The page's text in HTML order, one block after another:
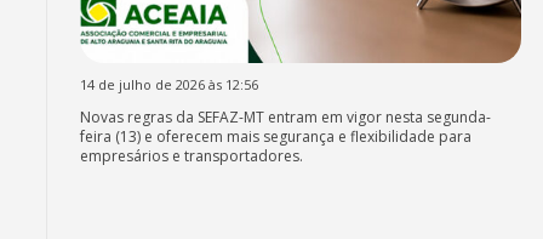
14 de julho de 2026 às 12:56
Novas regras da SEFAZ-MT entram em vigor nesta segunda-
feira (13) e oferecem mais segurança e flexibilidade para
empresários e transportadores.